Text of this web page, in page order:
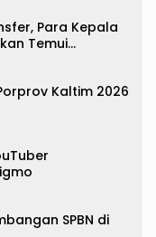
Para Kepala
Temui
Kaltim 2026
SPBN di